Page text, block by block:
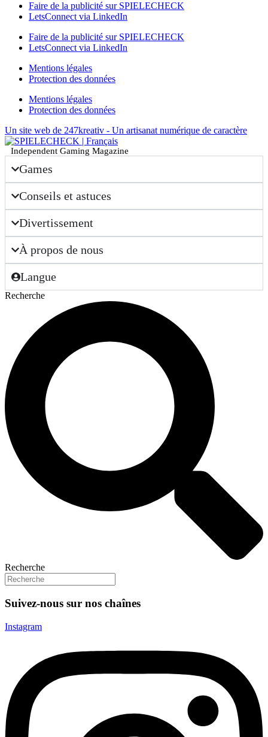
Faire de la publicité sur SPIELECHECK
LetsConnect via LinkedIn
Faire de la publicité sur SPIELECHECK
LetsConnect via LinkedIn
Mentions légales
Protection des données
Mentions légales
Protection des données
Un site web de 247kreativ - Un artisanat numérique de caractère
Independent Gaming Magazine
Games
Conseils et astuces
Divertissement
À propos de nous
Langue
Recherche
Recherche
Suivez-nous sur nos chaînes
Instagram